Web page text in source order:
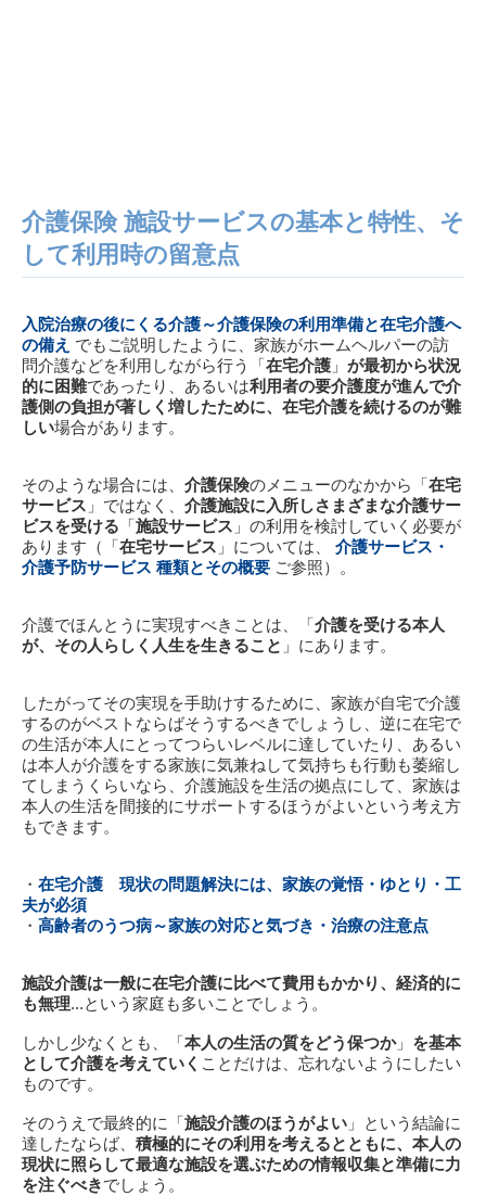
介護保険 施設サービスの基本と特性、そ
して利用時の留意点
入院治療の後にくる介護～介護保険の利用準備と在宅介護へ
の備え でもご説明したように、家族がホームヘルパーの訪
問介護などを利用しながら行う「在宅介護 」 が最初から状況
的に困難であったり、あるいは利用者の要介護度が進んで介
護側の負担が著しく増したために、在宅介護を続けるのが難
しい場合があります。
そのような場合には、 介護保険のメニューのなかから「在宅
サービス 」ではなく、 介護施設に入所しさまざまな介護サー
ビスを受ける 「施設サービス 」の利用を検討していく必要が
あります（「在宅サービス 」については、 介護サービス・
介護予防サービス 種類とその概要 ご参照）。
介護でほんとうに実現すべきことは、「介護を受ける本人
が、その人らしく人生を生きること 」にあります。
したがってその実現を手助けするために、家族が自宅で介護
するのがベストならばそうするべきでしょうし、逆に在宅で
の生活が本人にとってつらいレベルに達していたり、あるい
は本人が介護をする家族に気兼ねして気持ちも行動も萎縮し
てしまうくらいなら、介護施設を生活の拠点にして、家族は
本人の生活を間接的にサポートするほうがよいという考え方
もできます。
・ 在宅介護 現状の問題解決には、家族の覚悟・ゆとり・工
夫が必須
・ 高齢者のうつ病～家族の対応と気づき・治療の注意点
施設介護は一般に在宅介護に比べて費用もかかり、経済的に
も無理...という家庭も多いことでしょう。
しかし少なくとも、「本人の生活の質をどう保つか」 を基本
として介護を考えていく ことだけは、忘れないようにしたい
ものです。
そのうえで最終的に「施設介護のほうがよい 」という結論に
達したならば、 積極的にその利用を考えるとともに、本人の
現状に照らして最適な施設を選ぶための情報収集と準備に力
を注ぐべきでしょう。